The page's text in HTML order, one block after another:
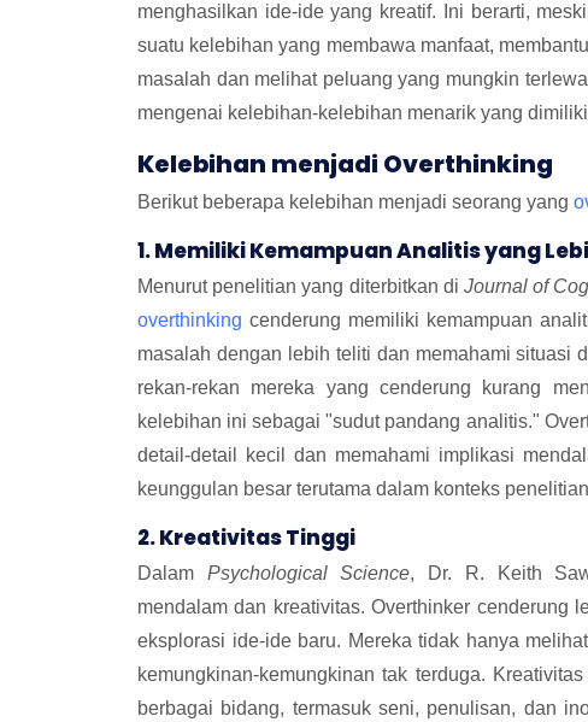
menghasilkan ide-ide yang kreatif. Ini berarti,
suatu kelebihan yang membawa manfaat,
masalah dan melihat peluang yang mungkin
mengenai kelebihan-kelebihan menarik yang
Kelebihan menjadi Overthinking
Berikut beberapa kelebihan menjadi seorang yang
1. Memiliki Kemampuan Analitis yang
Menurut penelitian yang diterbitkan di Journal of
overthinking cenderung memiliki kemampuan
masalah dengan lebih teliti dan memahami situasi
rekan-rekan mereka yang cenderung kurang
kelebihan ini sebagai "sudut pandang analitis."
detail-detail kecil dan memahami implikasi
keunggulan besar terutama dalam konteks
2. Kreativitas Tinggi
Dalam Psychological Science, Dr. R. Keith
mendalam dan kreativitas. Overthinker cenderung
eksplorasi ide-ide baru. Mereka tidak hanya
kemungkinan-kemungkinan tak terduga.
berbagai bidang, termasuk seni, penulisan, dan